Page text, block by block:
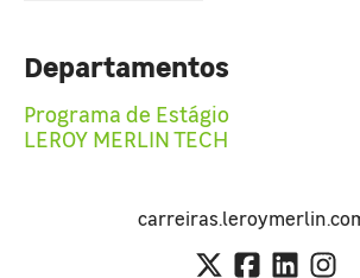
Departamentos
Programa de Estágio
LEROY MERLIN TECH